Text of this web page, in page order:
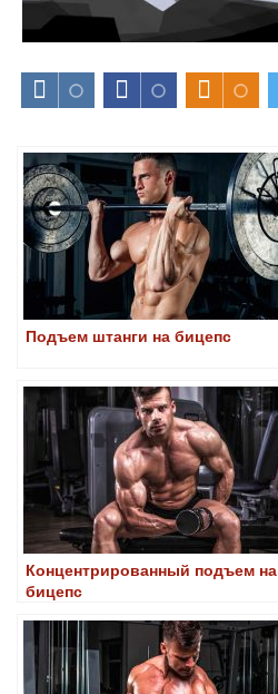
Подъем штанги на бицепс
Концентрированный подъем на
бицепс